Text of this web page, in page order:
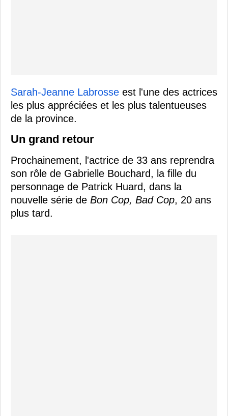
Sarah-Jeanne Labrosse est l'une des actrices
les plus appréciées et les plus talentueuses
de la province.
Un grand retour
Prochainement, l'actrice de 33 ans reprendra
son rôle de Gabrielle Bouchard, la fille du
personnage de Patrick Huard, dans la
nouvelle série de Bon Cop, Bad Cop, 20 ans
plus tard.